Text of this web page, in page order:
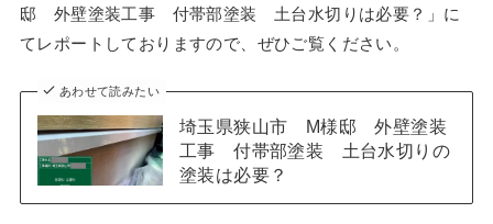
邸 外壁塗装工事 付帯部塗装 土台水切りは必要？」に
てレポートしておりますので、ぜひご覧ください。
あわせて読みたい
埼玉県狭山市 M様邸 外壁塗装
工事 付帯部塗装 土台水切りの
塗装は必要？